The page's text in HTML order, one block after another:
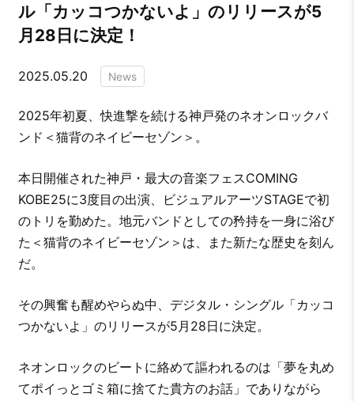
ル「カッコつかないよ」のリリースが5
月28日に決定！
2025.05.20 News
2025年初夏、快進撃を続ける神戸発のネオンロックバ
ンド＜猫背のネイビーセゾン＞。
本日開催された神戸・最大の音楽フェスCOMING
KOBE25に3度目の出演、ビジュアルアーツSTAGEで初
のトリを勤めた。地元バンドとしての矜持を一身に浴び
た＜猫背のネイビーセゾン＞は、また新たな歴史を刻ん
だ。
その興奮も醒めやらぬ中、デジタル・シングル「カッコ
つかないよ」のリリースが5月28日に決定。
ネオンロックのビートに絡めて謳われるのは「夢を丸め
てポイっとゴミ箱に捨てた貴方のお話」でありながら